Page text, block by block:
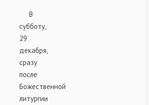
В
субботу,
29
декабря,
сразу
после
Божественной
литургии